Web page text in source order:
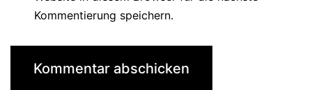
Kommentierung speichern.